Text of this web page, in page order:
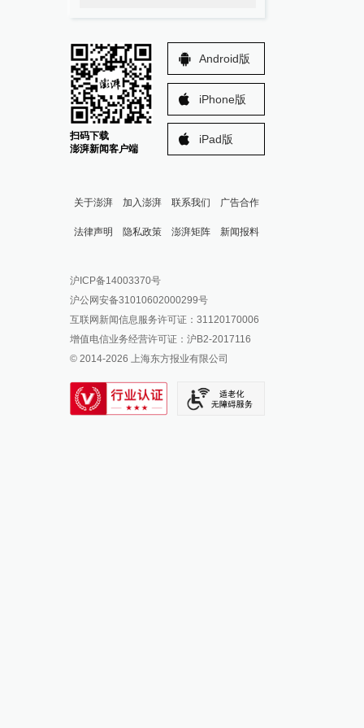
扫码下载
澎湃新闻客户端
Android版
iPhone版
iPad版
关于澎湃 加入澎湃 联系我们 广告合作
法律声明 隐私政策 澎湃矩阵
澎湃新闻公众号
澎湃新闻抖音号
派生万物开放平台
IP SHANGHAI
SIXTH TONE
新闻报料
报料邮箱: news@thepaper.cn
沪ICP备14003370号
沪公网安备31010602000299号
互联网新闻信息服务许可证：31120170006
增值电信业务经营许可证：沪B2-2017116
© 2014-2026 上海东方报业有限公司